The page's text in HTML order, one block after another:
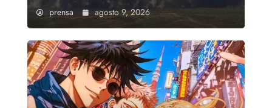
prensa agosto 9, 2026